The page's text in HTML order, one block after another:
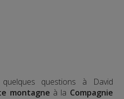
questions à David
montagne à la Compagnie